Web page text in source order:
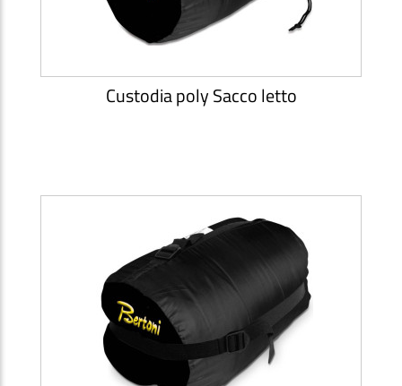
Custodia poly Sacco letto